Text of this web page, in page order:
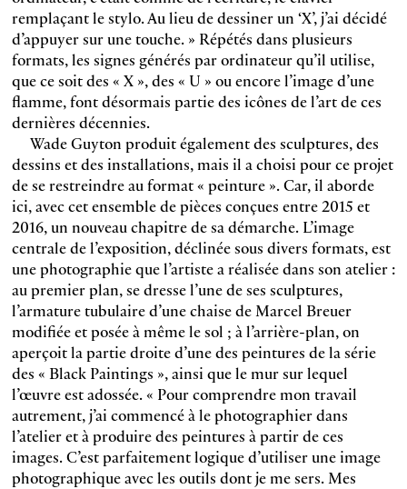
remplaçant le stylo. Au lieu de dessiner un ‘X’, j’ai décidé
d’appuyer sur une touche. » Répétés dans plusieurs
formats, les signes générés par ordinateur qu’il utilise,
que ce soit des « X », des « U » ou encore l’image d’une
flamme, font désormais partie des icônes de l’art de ces
dernières décennies.
Wade Guyton produit également des sculptures, des
dessins et des installations, mais il a choisi pour ce projet
de se restreindre au format « peinture ». Car, il aborde
ici, avec cet ensemble de pièces conçues entre 2015 et
2016, un nouveau chapitre de sa démarche. L’image
centrale de l’exposition, déclinée sous divers formats, est
une photographie que l’artiste a réalisée dans son atelier :
au premier plan, se dresse l’une de ses sculptures,
l’armature tubulaire d’une chaise de Marcel Breuer
modifiée et posée à même le sol ; à l’arrière-plan, on
aperçoit la partie droite d’une des peintures de la série
des « Black Paintings », ainsi que le mur sur lequel
l’œuvre est adossée. « Pour comprendre mon travail
autrement, j’ai commencé à le photographier dans
l’atelier et à produire des peintures à partir de ces
images. C’est parfaitement logique d’utiliser une image
photographique avec les outils dont je me sers. Mes